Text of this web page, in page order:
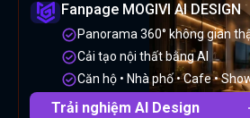
Fanpage MOGIVI AI DESIGN
Panorama 360° không gian
Cải tạo nội thất bằng AI
Căn hộ • Nhà phố • Cafe •
Trải nghiệm AI Design